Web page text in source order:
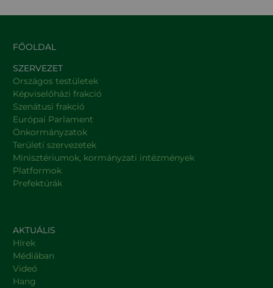
FŐOLDAL
SZERVEZET
Országos testületek
Képviselőházi frakció
Szenátusi frakció
Európai Parlament
Önkormányzatok
Területi szervezetek
Minisztériumok, kormányzati intézmények
Platformok
Prefektúrák
AKTUÁLIS
Hírek
Médiában
Videó
Hang